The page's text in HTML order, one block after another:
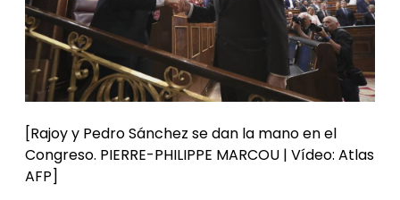
[Rajoy y Pedro Sánchez se dan la mano en el
Congreso. PIERRE-PHILIPPE MARCOU | Vídeo: Atlas
AFP]